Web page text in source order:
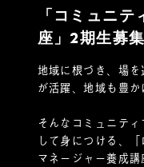
「コミュニ
座」2期生募集
地域に根づき、場
が活躍、地域も豊か
そんなコミュニテ
して身につける、
マネージャー養成講